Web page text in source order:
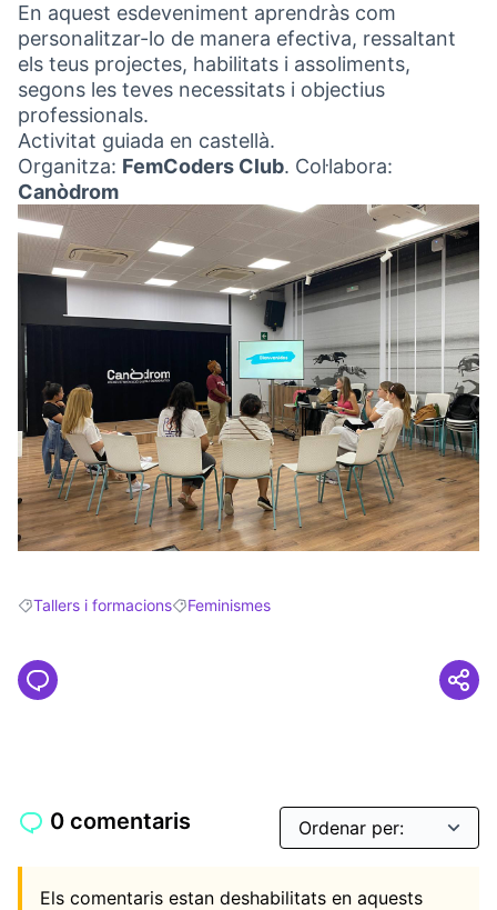
En aquest esdeveniment aprendràs com
personalitzar-lo de manera efectiva, ressaltant
els teus projectes, habilitats i assoliments,
segons les teves necessitats i objectius
professionals.
Activitat guiada en castellà.
Organitza: FemCoders Club. Col·labora:
Canòdrom
Resultats en filtrar per: Tallers i formacions
Tallers i formacionsResultats en filtrar per: Feminismes
Feminismes
0 comentaris
Els comentaris estan deshabilitats en aquests